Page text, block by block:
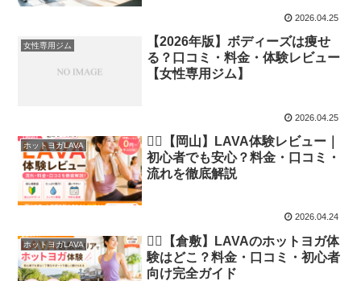
2026.04.25
女性専用ジム
【2026年版】ボディーズは痩せ
る？口コミ・料金・体験レビュー
【女性専用ジム】
2026.04.25
ホットヨガLAVA
🧘‍♀️【岡山】LAVA体験レビュー｜
初心者でも安心？料金・口コミ・
流れを徹底解説
2026.04.24
ホットヨガLAVA
🧘‍♀️【倉敷】LAVAのホットヨガ体
験はどこ？料金・口コミ・初心者
向け完全ガイド